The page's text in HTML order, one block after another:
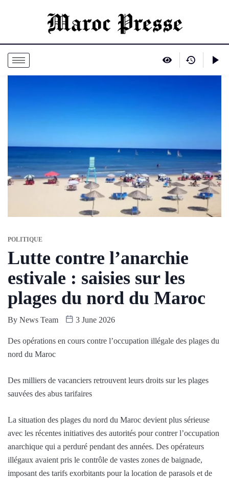
POLITIQUE
Lutte contre l’anarchie
estivale : saisies sur les
plages du nord du Maroc
By News Team 3 June 2026
Des opérations en cours contre l’occupation illégale des plages du
nord du Maroc
Des milliers de vacanciers retrouvent leurs droits sur les plages
sauvées des abus tarifaires
La situation des plages du nord du Maroc devient plus sérieuse
avec les récentes initiatives des autorités pour contrer l’occupation
anarchique qui a perduré pendant des années. Des opérateurs
illégaux avaient pris le contrôle de vastes zones de baignade,
imposant des tarifs exorbitants pour la location de parasols et de